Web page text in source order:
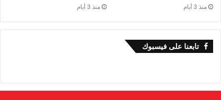
منذ 3 أيام منذ 3 أيام
تابعنا على فيسبوك